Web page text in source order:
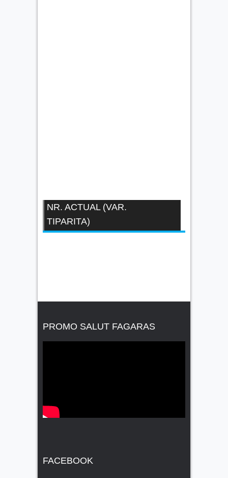
NR. ACTUAL (VAR.
TIPARITA)
PROMO SALUT FAGARAS
FACEBOOK